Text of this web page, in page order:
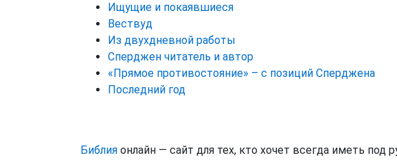
Ищущие и покаявшиеся
Вествуд
Из двухдневной работы
Сперджен читатель и автор
«Прямое противостояние» – с позиций Сперджена
Последний год
Библия онлайн — сайт для тех, кто хочет всегда иметь под